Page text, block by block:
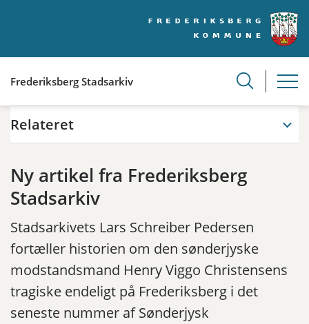
Frederiksberg Stadsarkiv
Relateret
Ny artikel fra Frederiksberg
Stadsarkiv
Stadsarkivets Lars Schreiber Pedersen
fortæller historien om den sønderjyske
modstandsmand Henry Viggo Christensens
tragiske endeligt på Frederiksberg i det
seneste nummer af Sønderjysk